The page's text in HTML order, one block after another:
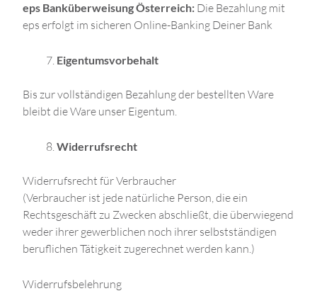
eps Banküberweisung Österreich: Die Bezahlung mit
eps erfolgt im sicheren Online-Banking Deiner Bank
Eigentumsvorbehalt
Bis zur vollständigen Bezahlung der bestellten Ware
bleibt die Ware unser Eigentum.
Widerrufsrecht
Widerrufsrecht für Verbraucher
(Verbraucher ist jede natürliche Person, die ein
Rechtsgeschäft zu Zwecken abschließt, die überwiegend
weder ihrer gewerblichen noch ihrer selbstständigen
beruflichen Tätigkeit zugerechnet werden kann.)
Widerrufsbelehrung